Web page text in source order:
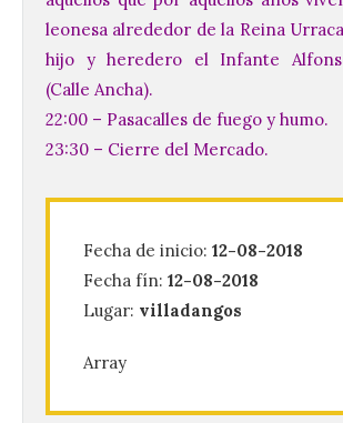
leonesa alrededor de la Reina
hijo y heredero el Infante
(Calle Ancha).
22:00 – Pasacalles de fuego y humo.
23:30 – Cierre del Mercado.
Fecha de inicio: 12-08-2018
Fecha fín: 12-08-2018
Lugar: villadangos
Array
El Ayuntamiento de La
Bañeza presenta el
Festival One More Time,
los 80 y 90 para el 16 de
ciudad. El Salón de Plenos